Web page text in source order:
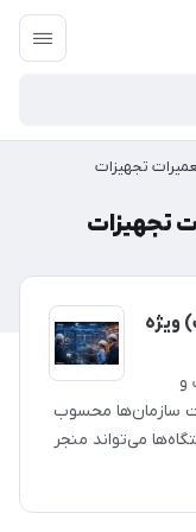
تجهیزات
تجهیزات
ویژه
و
سازمان‌ها محسوب
می‌تواند منجر